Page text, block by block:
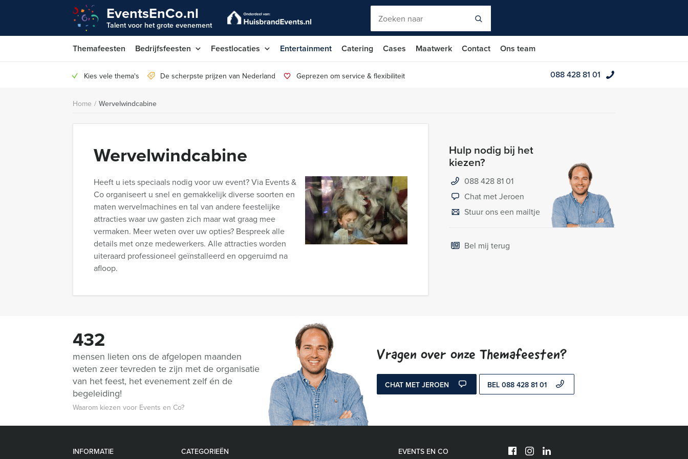
EventsEnCo.nl
Talent voor het grote evenement
Themafeesten Bedrijfsfeesten Feestlocaties Entertainment Catering Cases Maatwerk Contact Ons team
Kies vele thema's De scherpste prijzen van Nederland Geprezen om service & flexibiliteit 088 428 81 01
Home / Wervelwindcabine
Wervelwindcabine
Heeft u iets speciaals nodig voor uw event? Via Events &
Co organiseert u snel en gemakkelijk diverse soorten en
maten wervelmachines en tal van andere feestelijke
attracties waar uw gasten zich maar wat graag mee
vermaken. Meer weten over uw opties? Bespreek alle
details met onze medewerkers. Alle attracties worden
uiteraard professioneel geïnstalleerd en opgeruimd na
afloop.
Hulp nodig bij het
kiezen?
088 428 81 01
Chat met Jeroen
Stuur ons een mailtje
Bel mij terug
432
mensen lieten ons de afgelopen maanden
weten zeer tevreden te zijn met de organisatie
van het feest, het evenement zelf én de
begeleiding!
Waarom kiezen voor Events en Co?
Vragen over onze Themafeesten?
CHAT MET JEROEN BEL 088 428 81 01
INFORMATIE CATEGORIEËN EVENTS EN CO